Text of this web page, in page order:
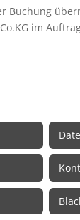
Buchung
im